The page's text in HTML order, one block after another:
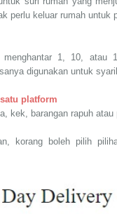
perlu keluar rumah untuk
1, 10, atau
digunakan untuk
platform
kek, barangan rapuh
korang boleh pilih